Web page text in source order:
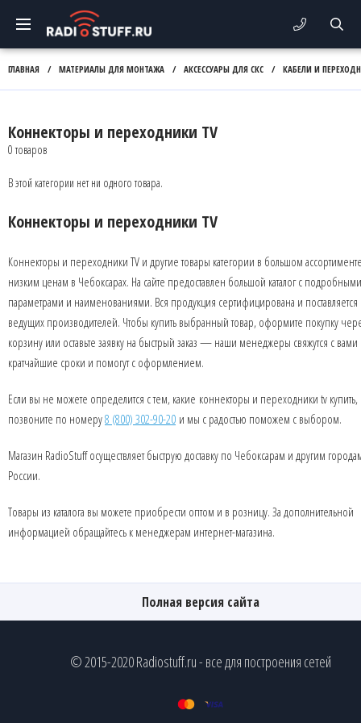
ГЛАВНАЯ / МАТЕРИАЛЫ ДЛЯ МОНТАЖА / АКСЕССУАРЫ ДЛЯ СКС / КАБЕЛИ И
Коннекторы и переходники TV
0 товаров
В этой категории нет ни одного товара.
Коннекторы и переходники TV
Коннекторы и переходники TV и другие товары категории в большом
низким ценам в Чебоксарах. На сайте предоставлен большой каталог с подробными
параметрами и наименованиями. Вся продукция сертифицирована и поставляется
ведущих производителей. Чтобы купить выбранный товар, оформите покупку
корзину или оставьте заявку на быстрый заказ — наши менеджеры свяжутся с вами
кратчайшие сроки и помогут с оформлением.
Если вы не можете определится с тем, какие коннекторы и переходники tv купить,
позвоните по номеру8 (800) 302-90-20 и мы с радостью поможем с выбором.
Магазин RadioStuff осуществляет быструю доставку по Чебоксарам и другим
России.
Товары из каталога вы можете приобрести оптом и в розницу. За дополнительной
информацией обращайтесь к менеджерам интернет-магазина.
Полная версия сайта
© 2015-2020 Radiostuff.ru - все для построения сетей